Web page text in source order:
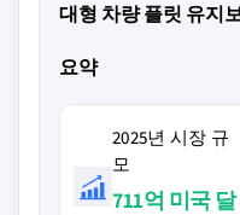
대형 차량 플릿 유지
요약
2025년 시장 규
모
711억 미국 달